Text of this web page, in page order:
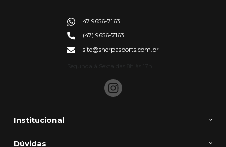
Institucional
Dúvidas
47 9656-7163
(47) 9656-7163
site@sherpasports.com.br